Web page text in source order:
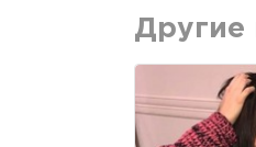
Другие